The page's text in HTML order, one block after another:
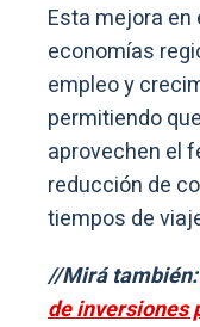
Esta mejora
economías
empleo y
permitiendo
aprovechen el
reducción de
tiempos de
//Mirá también:
de inversiones